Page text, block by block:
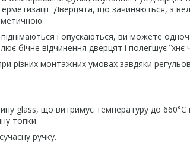
Дверцята, що зачиняються, з
і опускаються, ви можете
бічне відчинення дверцят і полегшує
різних монтажних умовах завдяки
glass, що витримує температуру до 660°C
топки.
ручку.